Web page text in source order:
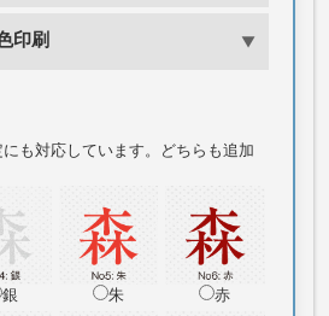
印刷
も対応しています。どちらも追加
銀 朱 赤